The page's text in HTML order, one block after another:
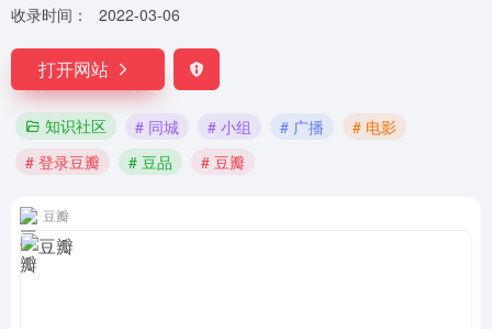
收录时间：
2022-03-06
打开网站
知识社区 # 同城 # 小组 # 广播
# 电影
# 登录豆瓣
# 豆品 # 豆瓣
豆瓣